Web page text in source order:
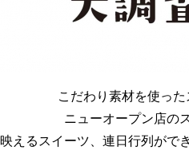
こだわり素材を使った
ニューオープン店の
映えるスイーツ、連日行列がで